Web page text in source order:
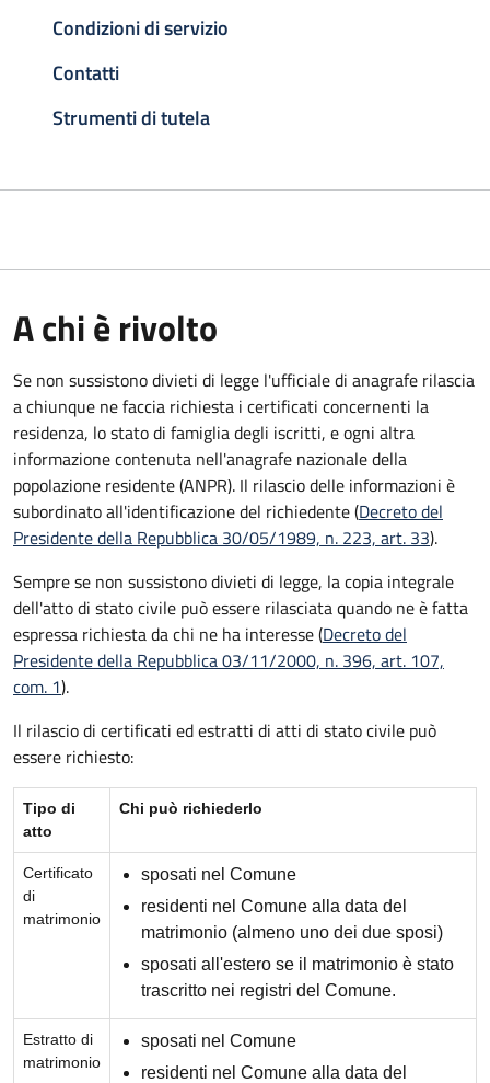
Condizioni di servizio
Contatti
Strumenti di tutela
A chi è rivolto
Se non sussistono divieti di legge l'ufficiale di anagrafe rilascia
a chiunque ne faccia richiesta i certificati concernenti la
residenza, lo stato di famiglia degli iscritti, e ogni altra
informazione contenuta nell'anagrafe nazionale della
popolazione residente (ANPR). Il rilascio delle informazioni è
subordinato all'identificazione del richiedente (Decreto del
Presidente della Repubblica 30/05/1989, n. 223, art. 33).
Sempre se non sussistono divieti di legge, la copia integrale
dell'atto di stato civile può essere rilasciata quando ne è fatta
espressa richiesta da chi ne ha interesse (Decreto del
Presidente della Repubblica 03/11/2000, n. 396, art. 107,
com. 1).
Il rilascio di certificati ed estratti di atti di stato civile può
essere richiesto:
Tipo di
atto
Chi può richiederlo
Certificato
di
matrimonio
sposati nel Comune
residenti nel Comune alla data del
matrimonio (almeno uno dei due sposi)
sposati all'estero se il matrimonio è stato
trascritto nei registri del Comune.
Estratto di
matrimonio
sposati nel Comune
residenti nel Comune alla data del